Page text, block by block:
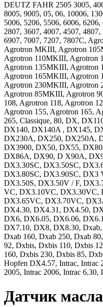
DEUTZ FAHR 2505 3005,
8005, 9005, 05, 06, 10006,
5006, 5206, 5506, 6006,
2807, 3607, 4007, 4507,
6907, 7007, 7207, 7807C,
Agrotron MKIII, Agrotron
Agrotron 110MKIII, Agrotron
Agrotron 135MKIII,
Agrotron 165MKIII,
Agrotron 230MKIII,
Agrotron 85MKIII, Agrotron
108, Agrotron 118, Agrotron
Agrotron 155, Agrotron 165,
265, Classique, 80, DX,
DX140, DX140A , DX145,
DX230A, DX250, DX250A,
DX3900, DX50, DX55,
DX86A, DX90, D X90A,
DX3.30SC, DX3.50SC,
DX3.80SC, DX3.90SC, DX3
DX3.50S, DX3.50V / F,
VC, DX3.10VC, DX3.30VC,
DX3.65VC, DX3.70VC,
DX4.30, DX4.31, DX4.50,
DX6, DX6.05, DX6.06,
DX7.10, DX8, DX8.30, Dxab,
Dxab 160, Dxab 250, Dxab
92, Dxbis, Dxbis 110, Dxbis
160, Dxbis 230, Dxbis 85,
Hopfen DX4.57, Intrac, Intrac
2005, Intrac 2006, Intrac 6.30,
Датчик